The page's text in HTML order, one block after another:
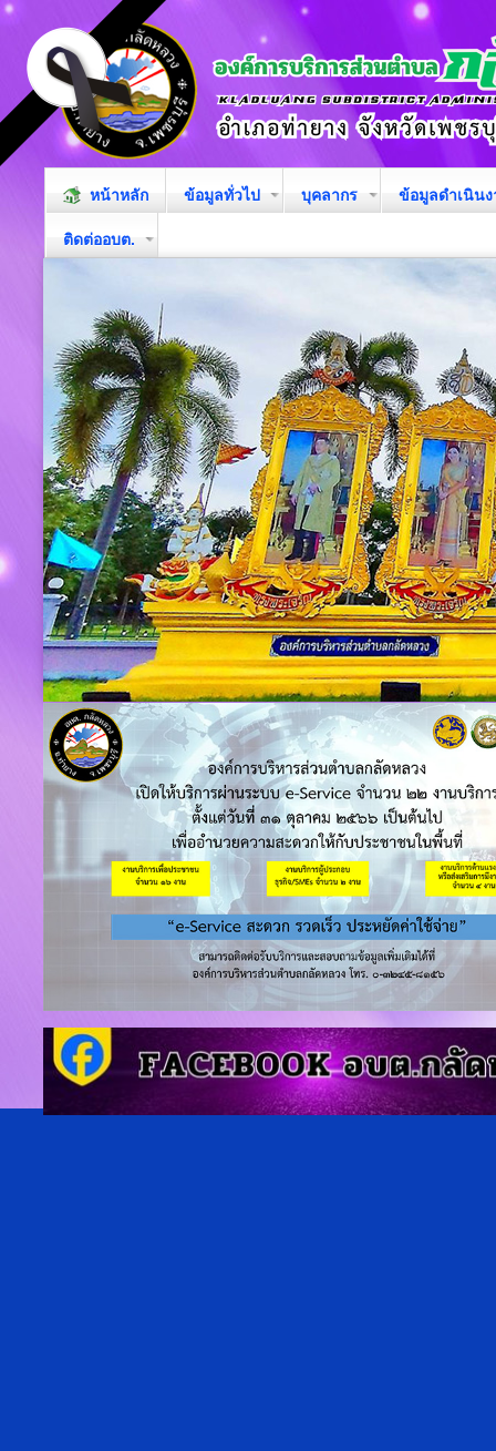
หน้าหลัก ข้อมูลทั่วไป บุคลากร ข้อมูลดำเนิน
ติดต่ออบต.